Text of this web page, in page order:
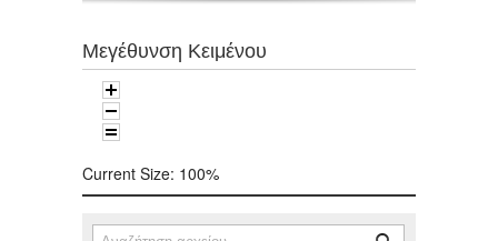
Μεγέθυνση Κειμένου
Current Size: 100%
Φόρμα αναζήτησης
Αναζήτηση